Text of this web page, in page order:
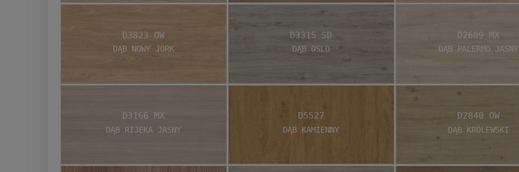
Dąb Nowy Jork
D3823 OW
Dąb Oslo
D3315 SD
Dąb Palermo jasny
D2609 MX
Dąb Rijeka jasny
D3166 MX
Dąb Kamienny
D5527
Dąb Królewski
D2840 OW